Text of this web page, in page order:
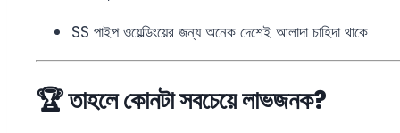
SS পাইপ ওয়েল্ডিংয়ের জন্য অনেক দেশেই আলাদা চাহিদা থাকে
🏆 তাহলে কোনটা সবচেয়ে লাভজনক?